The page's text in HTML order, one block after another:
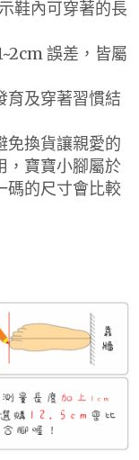
鞋內可穿著的長
誤差，皆屬
育及穿著習慣結
免換貨讓親愛的
，寶寶小腳屬於
碼的尺寸會比較